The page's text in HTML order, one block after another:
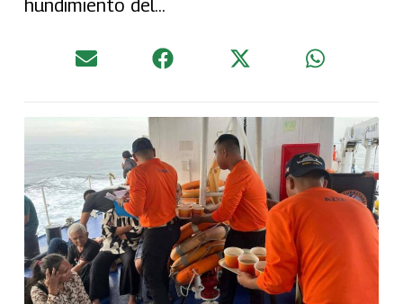
hundimiento del...